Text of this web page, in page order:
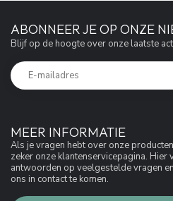
MEER INFORMATIE
Als je vragen hebt over onze
zeker onze klantenservicepagina.
antwoorden op veelgestelde vragen
ons in contact te komen.
ABONNEER JE OP ONZE
Blijf op de hoogte over onze laatste